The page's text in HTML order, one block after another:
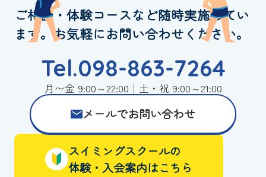
ご相談・体験コースなど随時実施してい
ます。お気軽にお問い合わせください。
Tel.098-863-7264
月〜金 9:00～22:00｜土・祝 9:00～21:00
メールでお問い合わせ
スイミングスクールの
体験・入会案内はこちら